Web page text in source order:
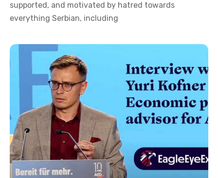
supported, and motivated by hatred towards
everything Serbian, including